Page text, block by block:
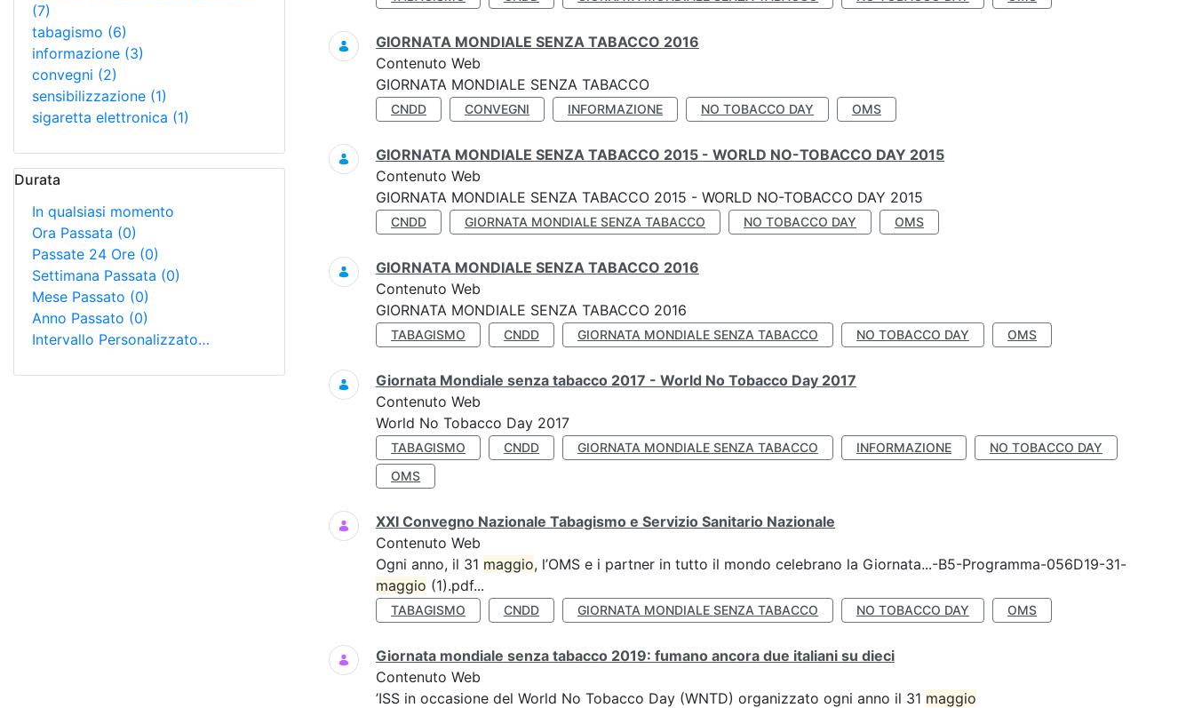
(7)
tabagismo (6)
informazione (3)
convegni (2)
sensibilizzazione (1)
sigaretta elettronica (1)
Durata
In qualsiasi momento
Ora Passata (0)
Passate 24 Ore (0)
Settimana Passata (0)
Mese Passato (0)
Anno Passato (0)
Intervallo Personalizzato…
GIORNATA MONDIALE SENZA TABACCO 2016
Contenuto Web
GIORNATA MONDIALE SENZA TABACCO
CNDD CONVEGNI INFORMAZIONE NO TOBACCO DAY OMS
GIORNATA MONDIALE SENZA TABACCO 2015 - WORLD NO-TOBACCO DAY 2015
Contenuto Web
GIORNATA MONDIALE SENZA TABACCO 2015 - WORLD NO-TOBACCO DAY 2015
CNDD GIORNATA MONDIALE SENZA TABACCO NO TOBACCO DAY OMS
GIORNATA MONDIALE SENZA TABACCO 2016
Contenuto Web
GIORNATA MONDIALE SENZA TABACCO 2016
TABAGISMO CNDD GIORNATA MONDIALE SENZA TABACCO NO TOBACCO DAY OMS
Giornata Mondiale senza tabacco 2017 - World No Tobacco Day 2017
Contenuto Web
World No Tobacco Day 2017
TABAGISMO CNDD GIORNATA MONDIALE SENZA TABACCO INFORMAZIONE
NO TOBACCO DAY
OMS
XXI Convegno Nazionale Tabagismo e Servizio Sanitario Nazionale
Contenuto Web
Ogni anno, il 31 maggio, l’OMS e i partner in tutto il mondo celebrano la Giornata...-B5-Programma-056D19-31-
maggio (1).pdf...
TABAGISMO CNDD GIORNATA MONDIALE SENZA TABACCO NO TOBACCO DAY OMS
Giornata mondiale senza tabacco 2019: fumano ancora due italiani su dieci
Contenuto Web
’ISS in occasione del World No Tobacco Day (WNTD) organizzato ogni anno il 31 maggio